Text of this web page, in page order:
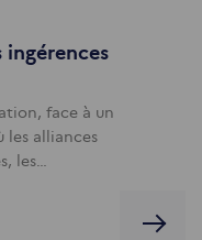
face à un
alliances
les…